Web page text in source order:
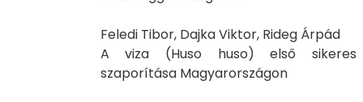
Feledi Tibor, Dajka Viktor, Rideg Árpád
A viza (Huso huso) első sikeres
szaporítása Magyarországon